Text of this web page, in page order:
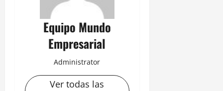
Equipo Mundo
Empresarial
Administrator
Ver todas las